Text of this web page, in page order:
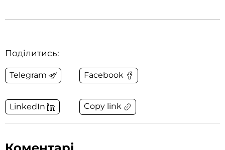
Поділитись:
Telegram Facebook
LinkedIn Copy link